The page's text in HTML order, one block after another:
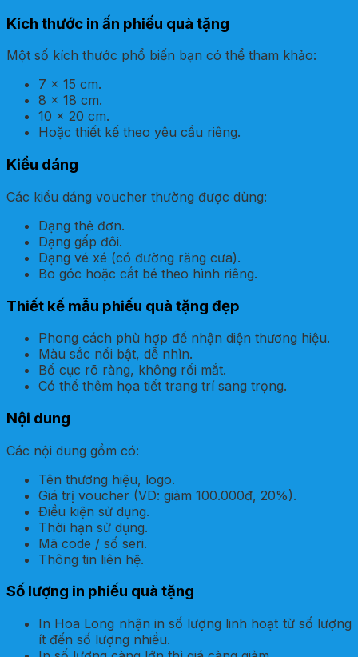
Kích thước in ấn phiếu quà tặng
Một số kích thước phổ biến bạn có thể tham khảo:
7 x 15 cm.
8 x 18 cm.
10 x 20 cm.
Hoặc thiết kế theo yêu cầu riêng.
Kiểu dáng
Các kiểu dáng voucher thường được dùng:
Dạng thẻ đơn.
Dạng gấp đôi.
Dạng vé xé (có đường răng cưa).
Bo góc hoặc cắt bé theo hình riêng.
Thiết kế mẫu phiếu quà tặng đẹp
Phong cách phù hợp để nhận diện thương hiệu.
Màu sắc nổi bật, dễ nhìn.
Bố cục rõ ràng, không rối mắt.
Có thể thêm họa tiết trang trí sang trọng.
Nội dung
Các nội dung gồm có:
Tên thương hiệu, logo.
Giá trị voucher (VD: giảm 100.000đ, 20%).
Điều kiện sử dụng.
Thời hạn sử dụng.
Mã code / số seri.
Thông tin liên hệ.
Số lượng in phiếu quà tặng
In Hoa Long nhận in số lượng linh hoạt từ số lượng
ít đến số lượng nhiều.